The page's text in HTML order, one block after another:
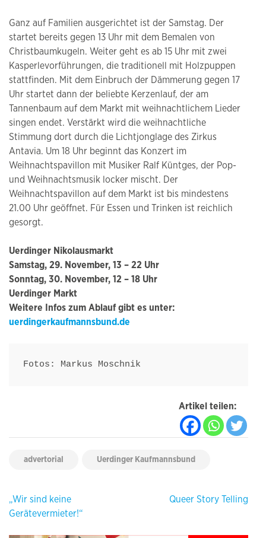
Ganz auf Familien ausgerichtet ist der Samstag. Der
startet bereits gegen 13 Uhr mit dem Bemalen von
Christbaumkugeln. Weiter geht es ab 15 Uhr mit zwei
Kasperlevorführungen, die traditionell mit Holzpuppen
stattfinden. Mit dem Einbruch der Dämmerung gegen 17
Uhr startet dann der beliebte Kerzenlauf, der am
Tannenbaum auf dem Markt mit weihnachtlichem Lieder
singen endet. Verstärkt wird die weihnachtliche
Stimmung dort durch die Lichtjonglage des Zirkus
Antavia. Um 18 Uhr beginnt das Konzert im
Weihnachtspavillon mit Musiker Ralf Küntges, der Pop-
und Weihnachtsmusik locker mischt. Der
Weihnachtspavillon auf dem Markt ist bis mindestens
21.00 Uhr geöffnet. Für Essen und Trinken ist reichlich
gesorgt.
Uerdinger Nikolausmarkt
Samstag, 29. November, 13 – 22 Uhr
Sonntag, 30. November, 12 – 18 Uhr
Uerdinger Markt
Weitere Infos zum Ablauf gibt es unter:
uerdingerkaufmannsbund.de
Fotos: Markus Moschnik
Artikel teilen:
advertorial Uerdinger Kaufmannsbund
Beitragsnavigation
„Wir sind keine
Gerätevermieter!“
Queer Story Telling